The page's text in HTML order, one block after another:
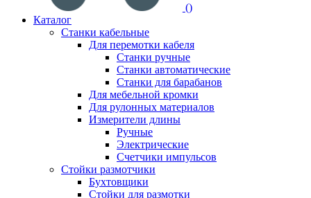
()
Каталог
Станки кабельные
Для перемотки кабеля
Станки ручные
Станки автоматические
Станки для барабанов
Для мебельной кромки
Для рулонных материалов
Измерители длины
Ручные
Электрические
Счетчики импульсов
Стойки размотчики
Бухтовщики
Стойки для размотки